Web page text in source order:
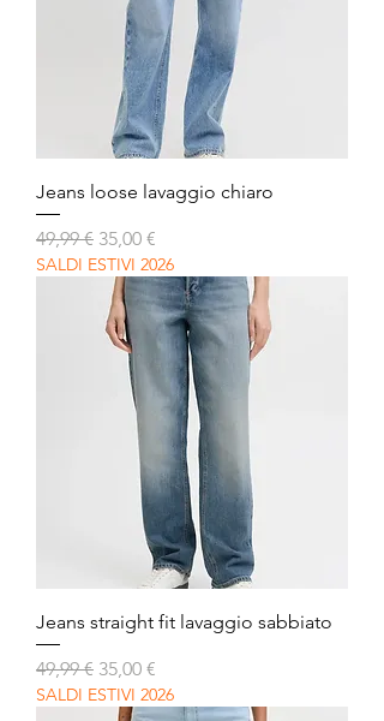
Jeans loose lavaggio chiaro
Prezzo regolare
49,99 € Prezzo scontato
35,00 €
SALDI ESTIVI 2026
Jeans straight fit lavaggio sabbiato
Prezzo regolare
49,99 € Prezzo scontato
35,00 €
SALDI ESTIVI 2026